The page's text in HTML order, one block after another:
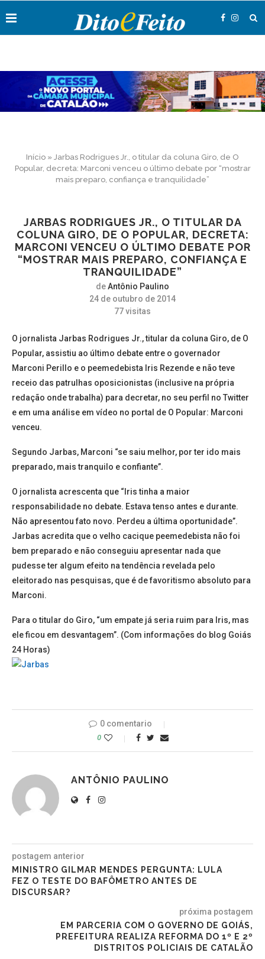
Início » Jarbas Rodrigues Jr., o titular da coluna Giro, de O
Popular, decreta: Marconi venceu o último debate por “mostrar
mais preparo, confiança e tranquilidade”
JARBAS RODRIGUES JR., O TITULAR DA
COLUNA GIRO, DE O POPULAR, DECRETA:
MARCONI VENCEU O ÚLTIMO DEBATE POR
“MOSTRAR MAIS PREPARO, CONFIANÇA E
TRANQUILIDADE”
deAntônio Paulino
24 de outubro de 2014
77visitas
O jornalista Jarbas Rodrigues Jr., titular da coluna Giro, de O
Popular, assistiu ao último debate entre o governador
Marconi Perillo e o peemedebista Iris Rezende e não teve
receio das patrulhas oposicionistas (inclusive na própria
redação onde trabalha) para decretar, no seu perfil no Twitter
e em uma análise em vídeo no portal de O Popular: Marconi
venceu.
Segundo Jarbas, Marconi “se saiu melhor, por ter ido mais
preparado, mais tranquilo e confiante”.
O jornalista acrescenta que “Iris tinha a maior
responsabilidade no debate. Estava tenso antes e durante.
Não apresentou fato novo. Perdeu a última oportunidade”.
Jarbas acredita que o velho cacique peemedebista não foi
bem preparado e não conseguiu apresentar nada que
pudesse ter algum efeito na tendência revelada pelo
eleitorado nas pesquisas, que é de favoritismo absoluto para
Marconi.
Para o titular do Giro, “um empate já seria ruim para Iris, mas
ele ficou em desvantagem”. (Com informações do blog Goiás
24 Horas)
0 comentario
0
ANTÔNIO PAULINO
postagem anterior
MINISTRO GILMAR MENDES PERGUNTA: LULA
FEZ O TESTE DO BAFÔMETRO ANTES DE
DISCURSAR?
próxima postagem
EM PARCERIA COM O GOVERNO DE GOIÁS,
PREFEITURA REALIZA REFORMA DO 1º E 2º
DISTRITOS POLICIAIS DE CATALÃO